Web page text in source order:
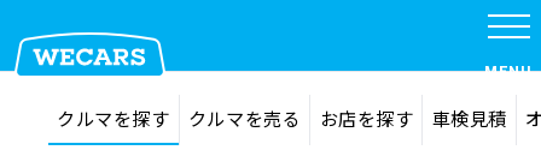
在庫検索 サイト内検索
MENU
クルマを探す クルマを売る お店を探す 車検見積